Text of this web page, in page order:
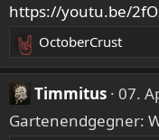
n
:
https://youtu.be/
R
e
a
k
t
OctoberCrust
Timmitus 07.
Gartenendgegner: